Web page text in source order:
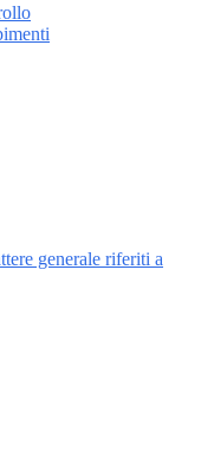
generale riferiti a